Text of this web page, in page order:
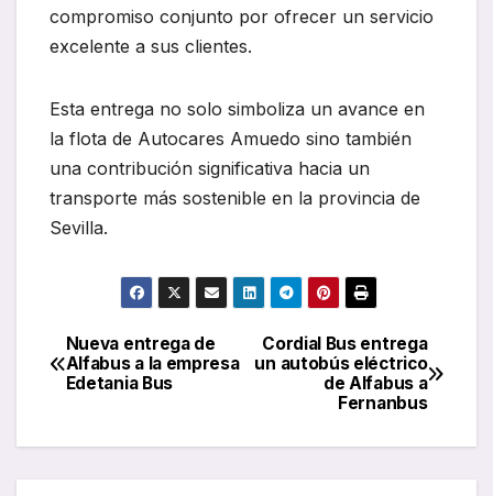
compromiso conjunto por ofrecer un servicio
excelente a sus clientes.
Esta entrega no solo simboliza un avance en
la flota de Autocares Amuedo sino también
una contribución significativa hacia un
transporte más sostenible en la provincia de
Sevilla.
Navegación
de
entradas
Cordial Bus entrega
un autobús eléctrico
de Alfabus a
Fernanbus
Nueva entrega de
Alfabus a la empresa
Edetania Bus